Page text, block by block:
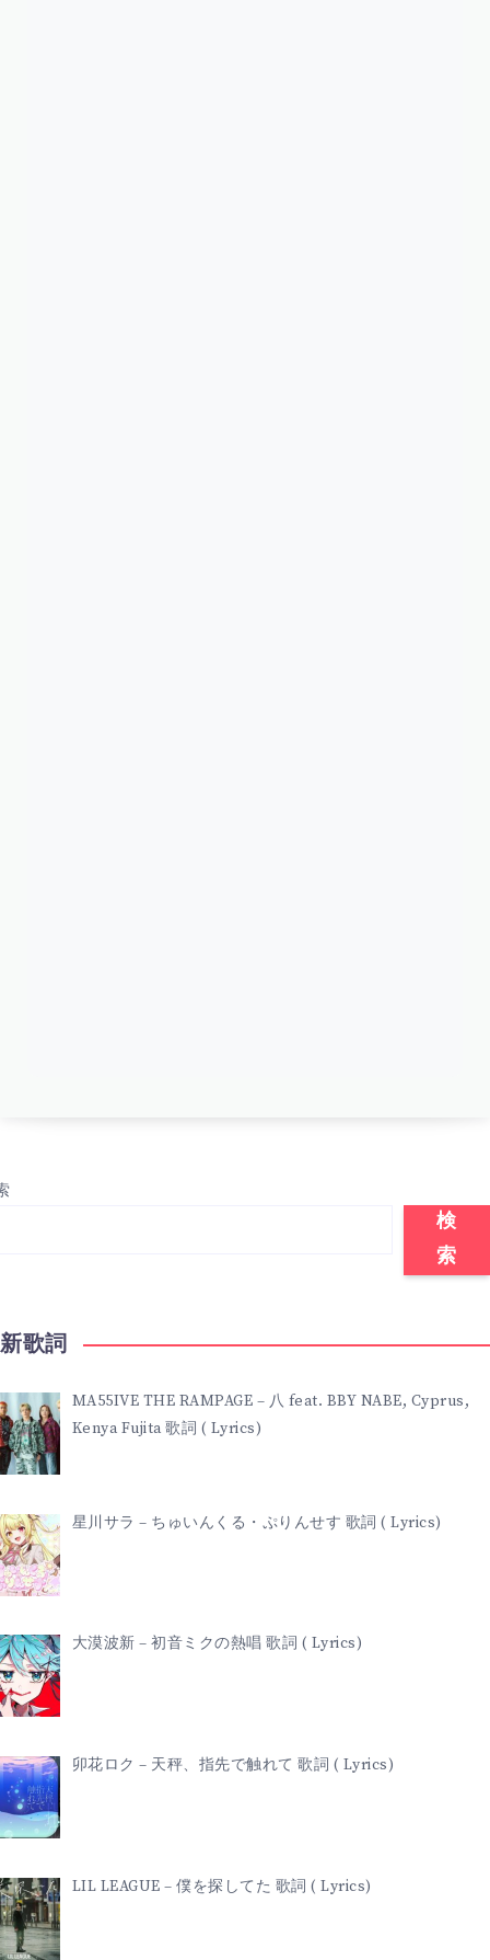
検
索
歌詞
MA55IVE THE RAMPAGE – 八 feat. BBY NABE, Cyprus,
Kenya Fujita 歌詞 ( Lyrics)
星川サラ – ちゅいんくる・ぷりんせす 歌詞 ( Lyrics)
大漠波新 – 初音ミクの熱唱 歌詞 ( Lyrics)
卯花ロク – 天秤、指先で触れて 歌詞 ( Lyrics)
LIL LEAGUE – 僕を探してた 歌詞 ( Lyrics)